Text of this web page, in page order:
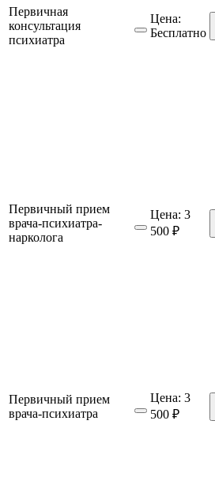
Первичная
консультация
психиатра
Цена:
Бесплатно
Первичный прием
врача-психиатра-
нарколога
Цена: 3
500 ₽
Первичный прием
врача-психиатра
Цена: 3
500 ₽